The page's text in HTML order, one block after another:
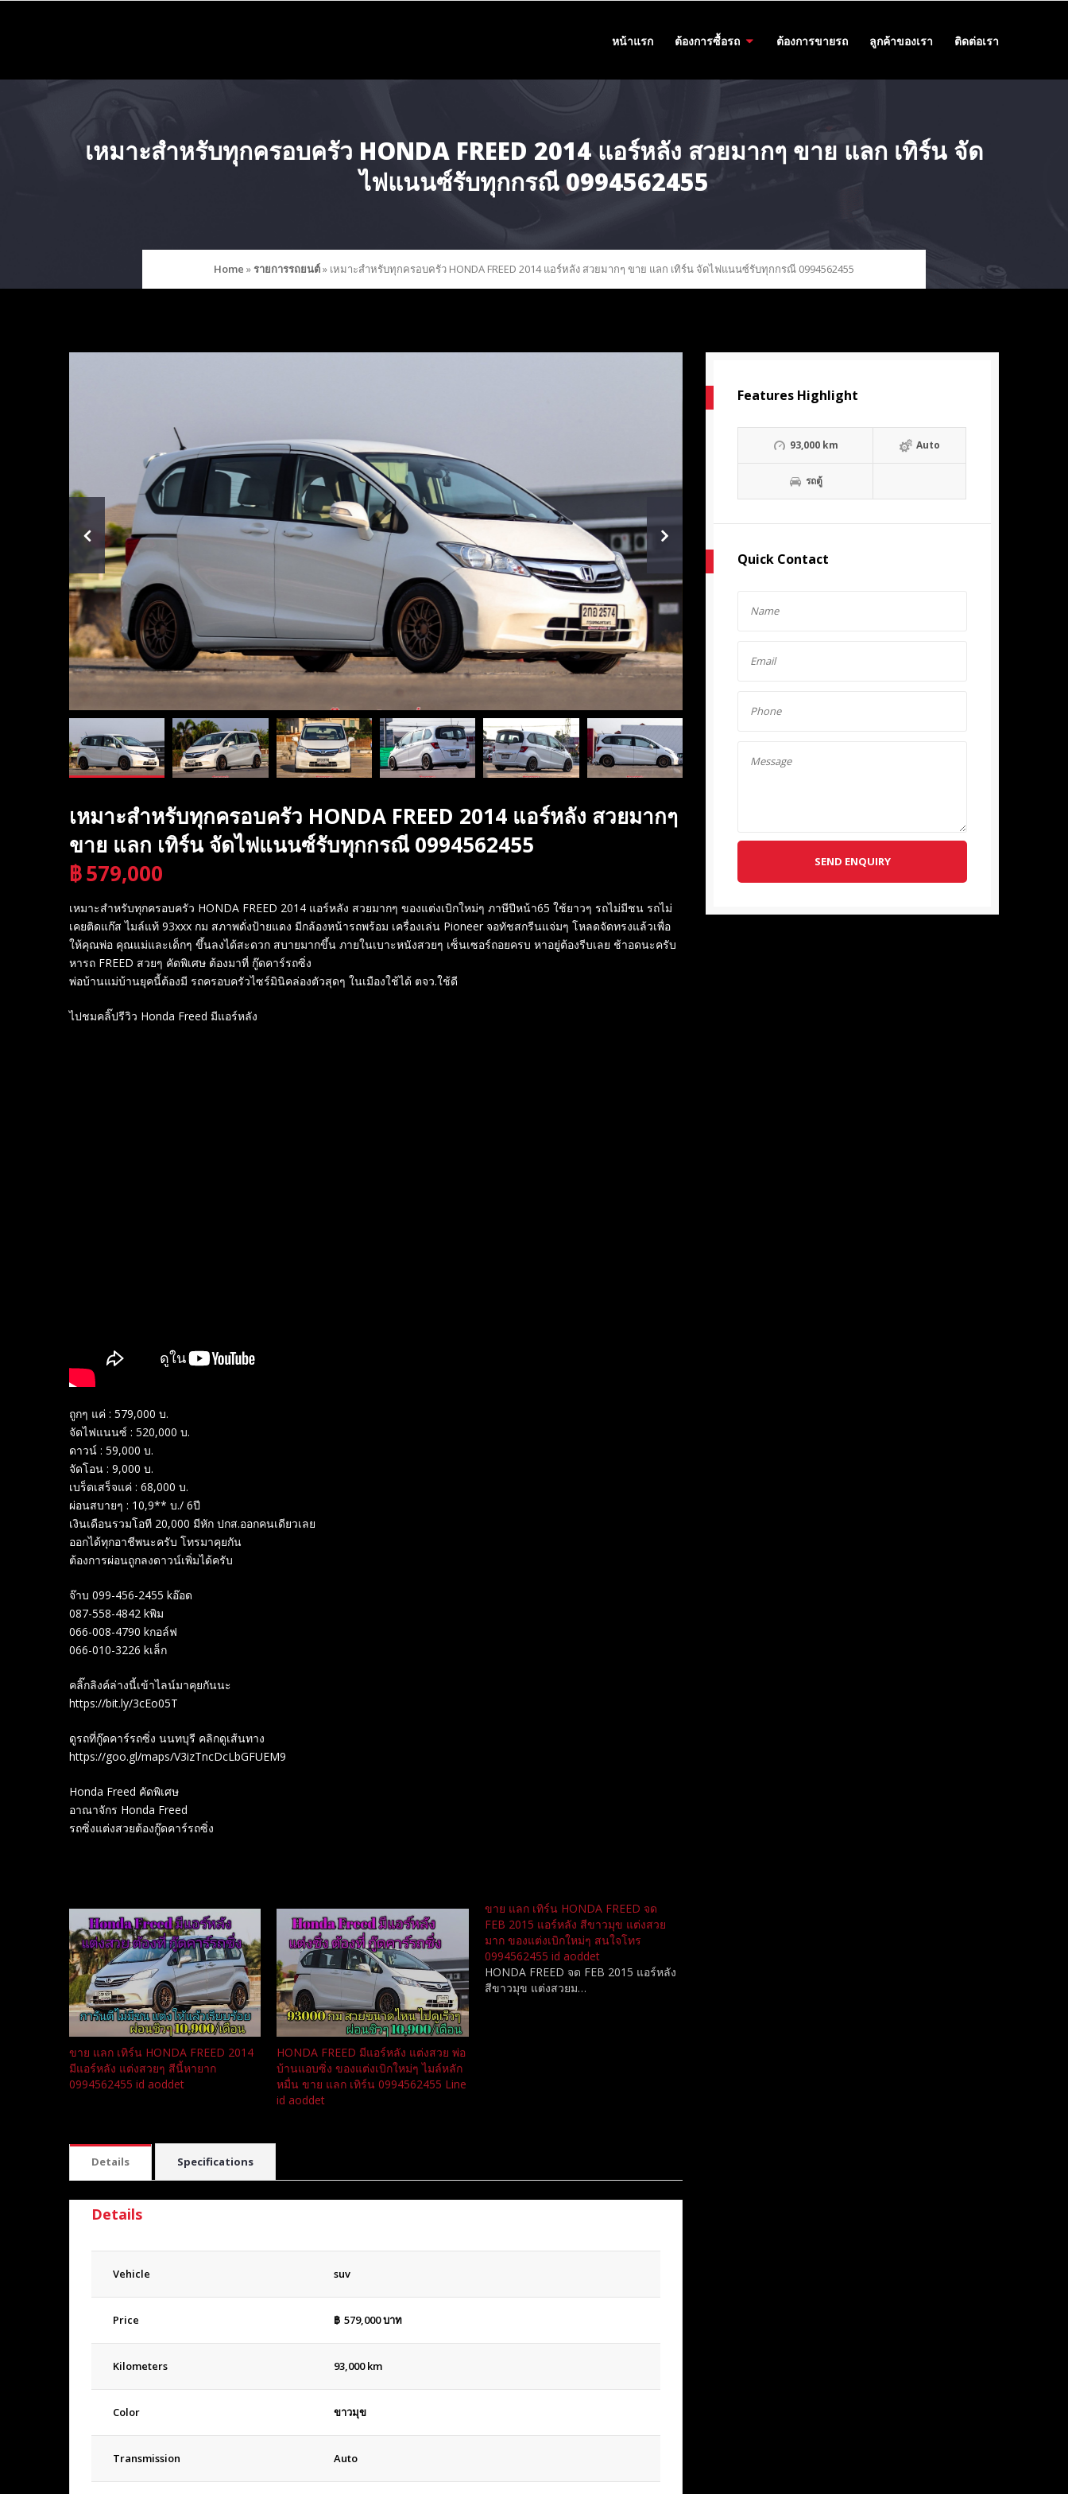
หน้าแรก ต้องการซื้อรถ ต้องการขายรถ ลูกค้าของเรา ติดต่อเรา
เหมาะสำหรับทุกครอบครัว HONDA FREED 2014 แอร์หลัง สวยมากๆ ขาย แลก เทิร์น จัด
ไฟแนนซ์รับทุกกรณี 0994562455
Home »รายการรถยนต์» เหมาะสำหรับทุกครอบครัว HONDA FREED 2014 แอร์หลัง สวยมากๆ ขาย แลก เทิร์น จัดไฟแนนซ์รับทุกกรณี 0994562455
เหมาะสำหรับทุกครอบครัว HONDA FREED 2014 แอร์หลัง สวยมากๆ
ขาย แลก เทิร์น จัดไฟแนนซ์รับทุกกรณี 0994562455
฿579,000
เหมาะสำหรับทุกครอบครัว HONDA FREED 2014 แอร์หลัง สวยมากๆ ของแต่งเบิกใหม่ๆ ภาษีปีหน้า65 ใช้ยาวๆ รถไม่มีชน รถไม่
เคยติดแก๊ส ไมล์แท้ 93xxx กม สภาพดั่งป้ายแดง มีกล้องหน้ารถพร้อม เครื่องเล่น Pioneer จอทัชสกรีนแจ่มๆ โหลดจัดทรงแล้วเพื่อ
ให้คุณพ่อ คุณแม่และเด็กๆ ขึ้นลงได้สะดวก สบายมากขึ้น ภายในเบาะหนังสวยๆ เซ็นเซอร์ถอยครบ หาอยู่ต้องรีบเลย ช้าอดนะครับ
หารถ FREED สวยๆ คัดพิเศษ ต้องมาที่ กู๊ดคาร์รถซิ่ง
พ่อบ้านแม่บ้านยุคนี้ต้องมี รถครอบครัวไซร์มินิคล่องตัวสุดๆ ในเมืองใช้ได้ ตจว.ใช้ดี
ไปชมคลิ๊ปรีวิว Honda Freed มีแอร์หลัง
ถูกๆ​ แค่​ : 579,000 บ.
จัดไฟแนนซ์ : 520,000 บ.
ดาวน์ : 59,000 บ.
จัดโอน : 9,000 บ.
เบร็ดเสร็จแค่ : 68,000 บ.
ผ่อนสบายๆ : 10,9** บ./ 6ปี
เงินเดือนรวมโอที 20,000 มีหัก ปกส.ออกคนเดียวเลย
ออกได้ทุกอาชีพนะครับ โทรมาคุยกัน
ต้องการผ่อนถูกลงดาวน์เพิ่มได้ครับ
จ๊าบ 099-456-2455 kอ๊อด
087-558-4842 kพิม
066-008-4790 kกอล์ฟ
066-010-3226 kเล็ก
คลิ๊กลิงค์ล่างนี้เข้าไลน์มาคุยกันนะ
https://bit.ly/3cEo05T
ดูรถที่กู๊ดคาร์รถซิ่ง นนทบุรี คลิกดูเส้นทาง
https://goo.gl/maps/V3izTncDcLbGFUEM9
Honda Freed คัดพิเศษ
อาณาจักร Honda Freed
รถซิ่งแต่งสวยต้องกู๊ดคาร์รถซิ่ง
ขาย แลก เทิร์น HONDA FREED 2014
มีแอร์หลัง แต่งสวยๆ สีนี้หายาก
0994562455 id aoddet
HONDA FREED มีแอร์หลัง แต่งสวย พ่อ
บ้านแอบซิ่ง ของแต่งเบิกใหม่ๆ ไมล์หลัก
หมื่น ขาย แลก เทิร์น 0994562455 Line
id aoddet
ขาย แลก เทิร์น HONDA FREED จด
FEB 2015 แอร์หลัง สีขาวมุข แต่งสวย
มาก ของแต่งเบิกใหม่ๆ สนใจโทร
0994562455 id aoddet
HONDA FREED จด FEB 2015 แอร์หลัง
สีขาวมุข แต่งสวยม…
Details Specifications
Details
Vehicle suv
Price ฿ 579,000บาท
Kilometers 93,000 km
Color ขาวมุข
Transmission Auto
Features Highlight
93,000 km Auto
รถตู้
Quick Contact
SEND ENQUIRY